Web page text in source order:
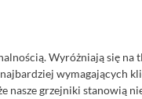
Wyróżniają się
wymagających
nasze grzejniki stanowią